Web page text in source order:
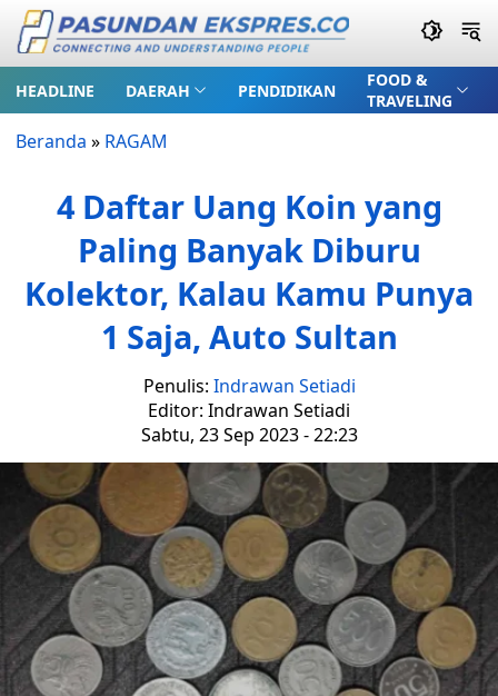
HEADLINE DAERAH PENDIDIKAN
FOOD &
TRAVELING
Beranda » RAGAM
4 Daftar Uang Koin yang
Paling Banyak Diburu
Kolektor, Kalau Kamu Punya
1 Saja, Auto Sultan
Penulis: Indrawan Setiadi
Editor: Indrawan Setiadi
Sabtu, 23 Sep 2023 - 22:23